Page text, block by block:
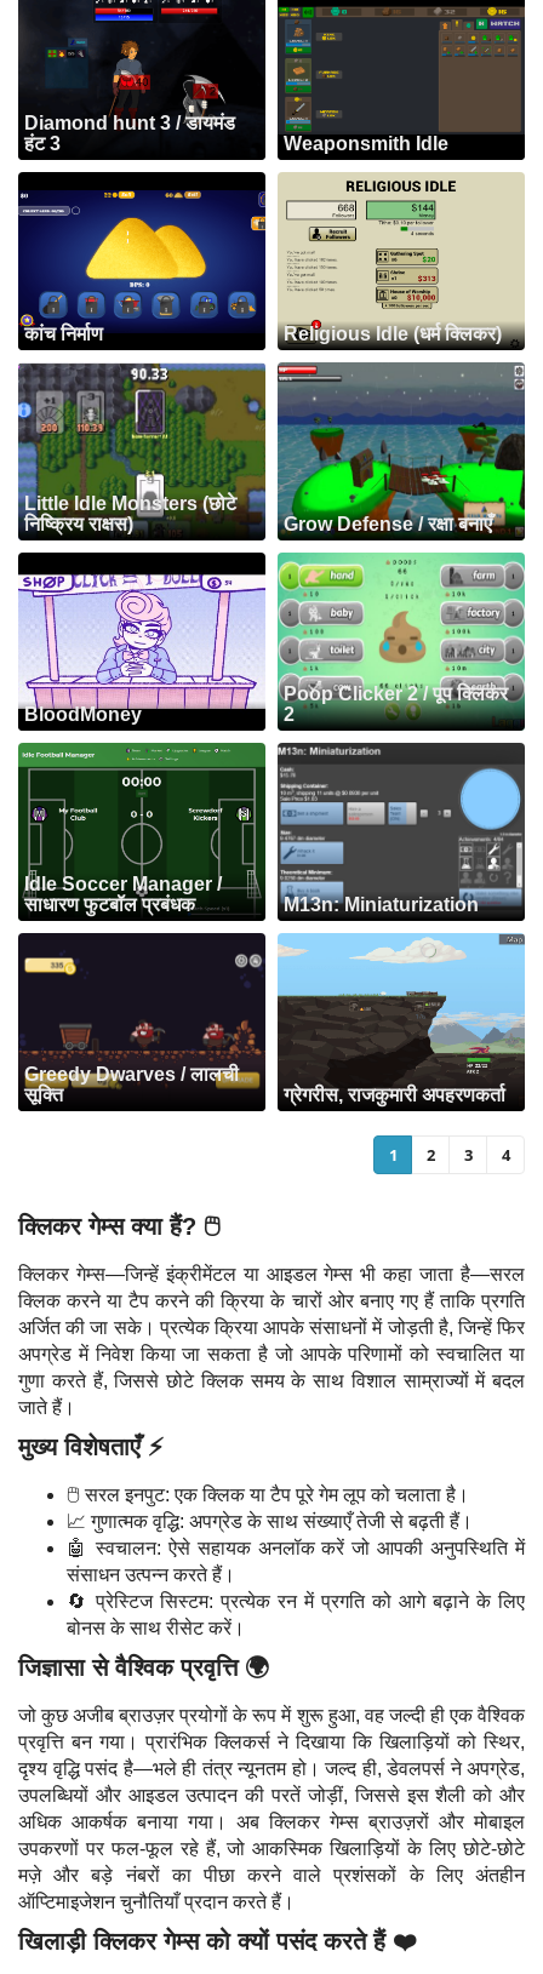
Diamond hunt 3 / डायमंड
हंट 3
Weaponsmith Idle
कांच निर्माण Religious Idle (धर्म क्लिकर)
Little Idle Monsters (छोटे
निष्क्रिय राक्षस)
Grow Defense / रक्षा बनाएँ
BloodMoney
Poop Clicker 2 / पूप क्लिकर
2
Idle Soccer Manager /
साधारण फुटबॉल प्रबंधक
M13n: Miniaturization
Greedy Dwarves / लालची
सूक्ति
ग्रेगरीस, राजकुमारी अपहरणकर्ता
1 2 3 4
क्लिकर गेम्स क्या हैं? 🖱️
क्लिकर गेम्स—जिन्हें इंक्रीमेंटल या आइडल गेम्स भी कहा जाता है—सरल
क्लिक करने या टैप करने की क्रिया के चारों ओर बनाए गए हैं ताकि प्रगति
अर्जित की जा सके। प्रत्येक क्रिया आपके संसाधनों में जोड़ती है, जिन्हें फिर
अपग्रेड में निवेश किया जा सकता है जो आपके परिणामों को स्वचालित या
गुणा करते हैं, जिससे छोटे क्लिक समय के साथ विशाल साम्राज्यों में बदल
जाते हैं।
मुख्य विशेषताएँ ⚡
🖱️ सरल इनपुट: एक क्लिक या टैप पूरे गेम लूप को चलाता है।
📈 गुणात्मक वृद्धि: अपग्रेड के साथ संख्याएँ तेजी से बढ़ती हैं।
🤖 स्वचालन: ऐसे सहायक अनलॉक करें जो आपकी अनुपस्थिति में
संसाधन उत्पन्न करते हैं।
🔄 प्रेस्टिज सिस्टम: प्रत्येक रन में प्रगति को आगे बढ़ाने के लिए
बोनस के साथ रीसेट करें।
जिज्ञासा से वैश्विक प्रवृत्ति 🌍
जो कुछ अजीब ब्राउज़र प्रयोगों के रूप में शुरू हुआ, वह जल्दी ही एक वैश्विक
प्रवृत्ति बन गया। प्रारंभिक क्लिकर्स ने दिखाया कि खिलाड़ियों को स्थिर,
दृश्य वृद्धि पसंद है—भले ही तंत्र न्यूनतम हो। जल्द ही, डेवलपर्स ने अपग्रेड,
उपलब्धियों और आइडल उत्पादन की परतें जोड़ीं, जिससे इस शैली को और
अधिक आकर्षक बनाया गया। अब क्लिकर गेम्स ब्राउज़रों और मोबाइल
उपकरणों पर फल-फूल रहे हैं, जो आकस्मिक खिलाड़ियों के लिए छोटे-छोटे
मज़े और बड़े नंबरों का पीछा करने वाले प्रशंसकों के लिए अंतहीन
ऑप्टिमाइजेशन चुनौतियाँ प्रदान करते हैं।
खिलाड़ी क्लिकर गेम्स को क्यों पसंद करते हैं ❤️